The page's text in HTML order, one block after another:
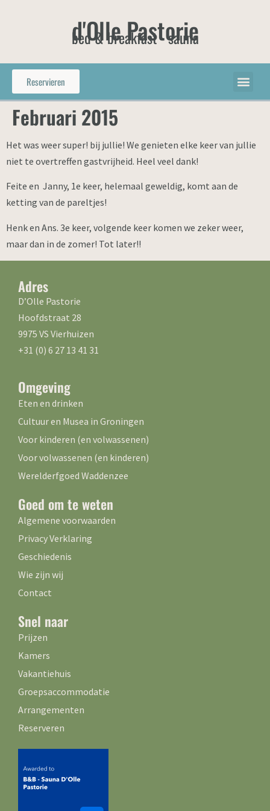
d'Olle Pastorie
bed & breakfast - sauna
Reservieren
Februari 2015
Het was weer super! bij jullie! We genieten elke keer van jullie
niet te overtreffen gastvrijheid. Heel veel dank!
Feite en Janny, 1e keer, helemaal geweldig, komt aan de
ketting van de pareltjes!
Henk en Ans. 3e keer, volgende keer komen we zeker weer,
maar dan in de zomer! Tot later!!
Adres
D’Olle Pastorie
Hoofdstraat 28
9975 VS Vierhuizen
+31 (0) 6 27 13 41 31
Omgeving
Eten en drinken
Cultuur en Musea in Groningen
Voor kinderen (en volwassenen)
Voor volwassenen (en kinderen)
Werelderfgoed Waddenzee
Goed om te weten
Algemene voorwaarden
Privacy Verklaring
Geschiedenis
Wie zijn wij
Contact
Snel naar
Prijzen
Kamers
Vakantiehuis
Groepsaccommodatie
Arrangementen
Reserveren